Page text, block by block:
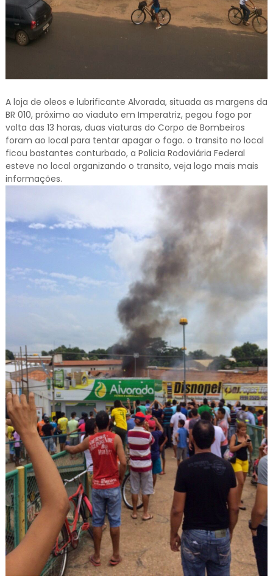
A loja de oleos e lubrificante Alvorada, situada as margens da
BR 010, próximo ao viaduto em Imperatriz, pegou fogo por
volta das 13 horas, duas viaturas do Corpo de Bombeiros
foram ao local para tentar apagar o fogo. o transito no local
ficou bastantes conturbado, a Policia Rodoviária Federal
esteve no local organizando o transito, veja logo mais mais
informações.